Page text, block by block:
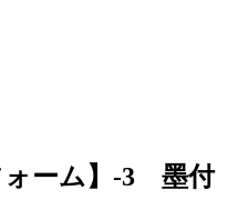
ォーム】-3 墨付